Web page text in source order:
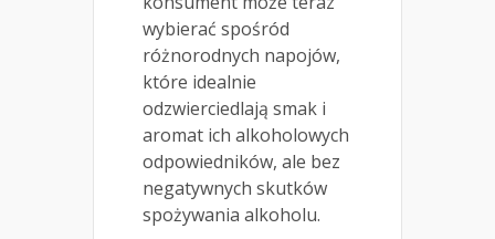
wybierać spośród
różnorodnych napojów,
które idealnie
odzwierciedlają smak i
aromat ich alkoholowych
odpowiedników, ale bez
negatywnych skutków
spożywania alkoholu.